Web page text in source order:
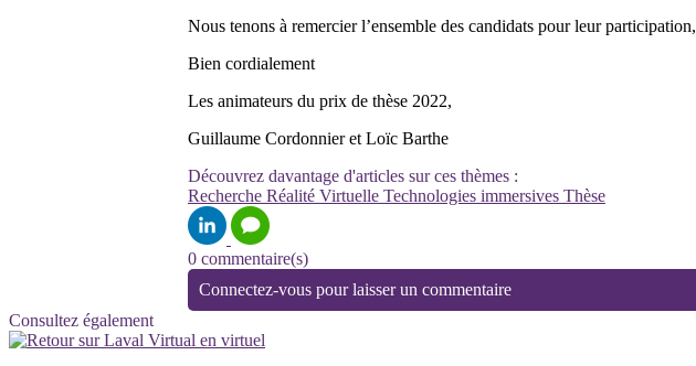
Nous tenons à remercier l’ensemble des candidats pour leur participation,
Bien cordialement
Les animateurs du prix de thèse 2022,
Guillaume Cordonnier et Loïc Barthe
Découvrez davantage d'articles sur ces thèmes :
Recherche Réalité Virtuelle Technologies immersives Thèse
0 commentaire(s)
Connectez-vous pour laisser un commentaire
Consultez également